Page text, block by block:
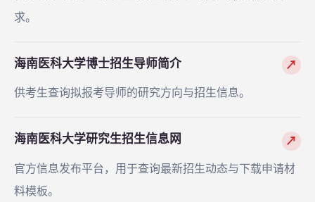
求。
海南医科大学博士招生导师简介 ↗
供考生查询拟报考导师的研究方向与招生信息。
海南医科大学研究生招生信息网 ↗
官方信息发布平台，用于查询最新招生动态与下载申请材
料模板。